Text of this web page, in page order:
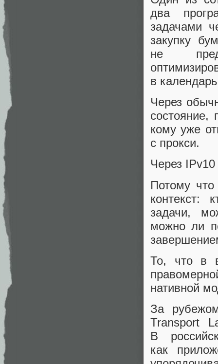
два
задачами
закупку
не
в
Через
состояние,
кому уже
с прокси.
Через
Потому
контекст:
задачи,
можно ли
То, что в
нативной
За
Transport
В
как